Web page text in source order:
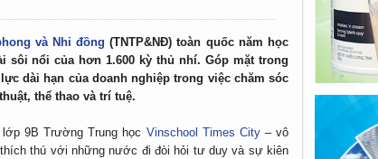
và Nhi đồng (TNTP&NĐ) toàn quốc năm học
sôi nổi của hơn 1.600 kỳ thủ nhí. Góp mặt trong
dài hạn của doanh nghiệp trong việc chăm sóc
thể thao và trí tuệ.
9B Trường Trung học Vinschool Times City– vô
thú với những nước đi đòi hỏi tư duy và sự kiên